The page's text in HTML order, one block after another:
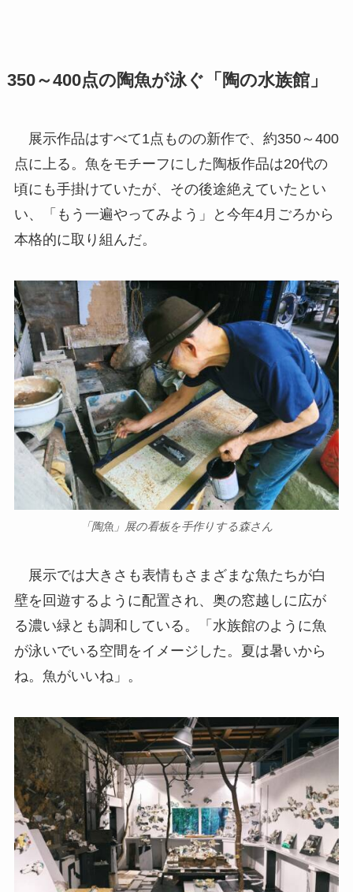
350～400点の陶魚が泳ぐ「陶の水族館」
展示作品はすべて1点ものの新作で、約350～400
点に上る。魚をモチーフにした陶板作品は20代の
頃にも手掛けていたが、その後途絶えていたとい
い、「もう一遍やってみよう」と今年4月ごろから
本格的に取り組んだ。
「陶魚」展の看板を手作りする森さん
展示では大きさも表情もさまざまな魚たちが白
壁を回遊するように配置され、奥の窓越しに広が
る濃い緑とも調和している。「水族館のように魚
が泳いでいる空間をイメージした。夏は暑いから
ね。魚がいいね」。